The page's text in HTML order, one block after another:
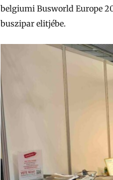
belgiumi Busworld Europe
buszipar elitjébe.